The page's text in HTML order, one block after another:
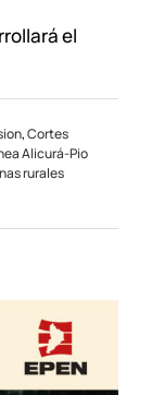
el
,Cortes
Alicurá-Pio
rurales